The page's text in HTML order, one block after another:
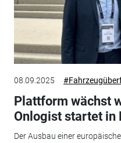
08.09.2025
Plattform wächst
Onlogist startet in
Der Ausbau einer